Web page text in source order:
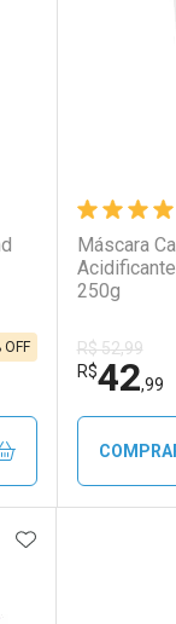
OFF
FECHAR
FECHAR
Máscara
250g
R$ 52,99
R$42,99
Por
ADICIONAR